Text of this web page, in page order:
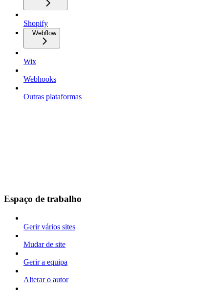
Shopify
Webflow
Wix
Webhooks
Outras plataformas
Espaço de trabalho
Gerir vários sites
Mudar de site
Gerir a equipa
Alterar o autor